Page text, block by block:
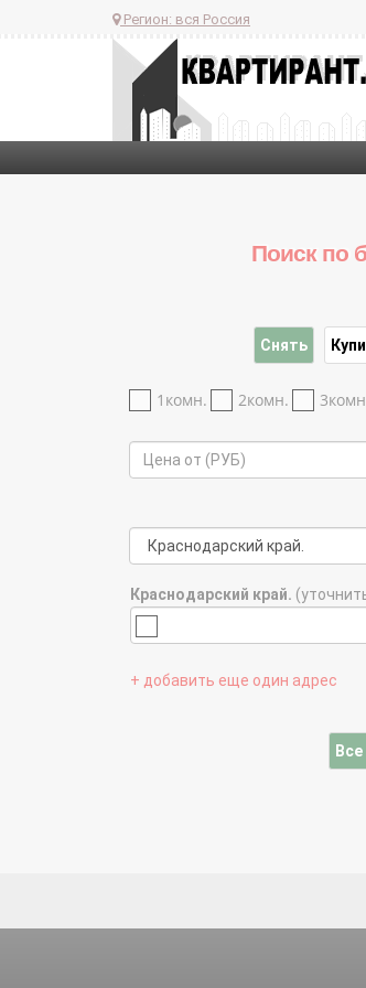
Регион: вся Россия
Поиск по
Снять
1комн. 2комн.
Краснодарский край.
+ добавить еще один адрес